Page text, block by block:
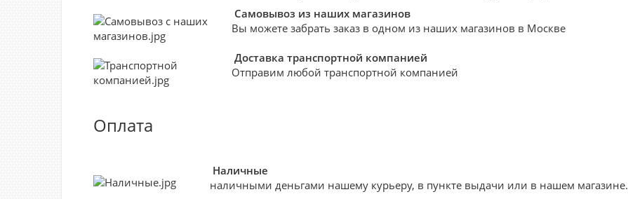
Самовывоз из наших магазинов
Вы можете забрать заказ в одном из наших магазинов в Москве
Доставка транспортной компанией
Отправим любой транспортной компанией
Оплата
Наличные
наличными деньгами нашему курьеру, в пункте выдачи или в нашем магазине.